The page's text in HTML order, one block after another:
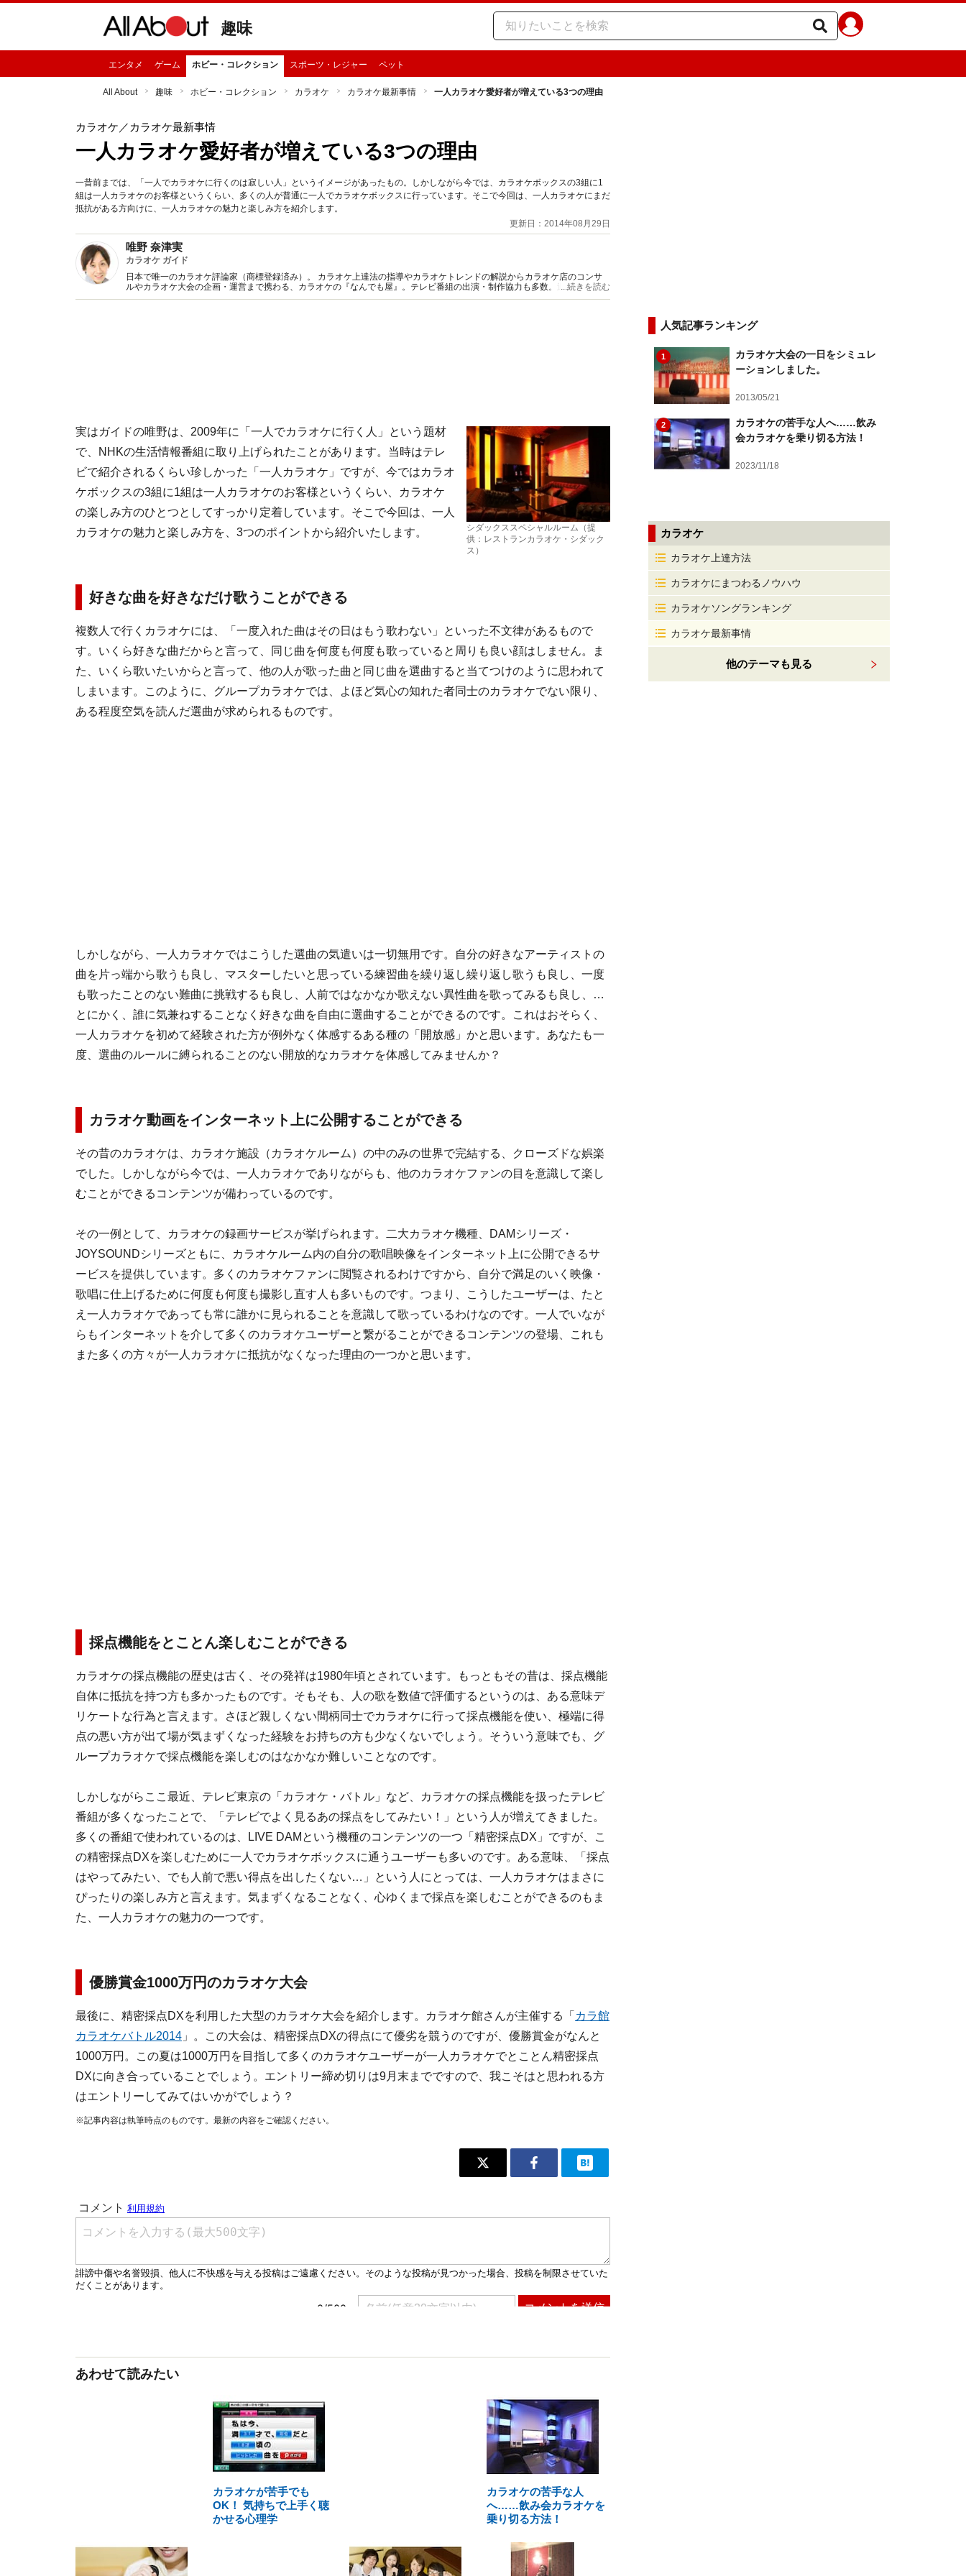
趣味
エンタメ ゲーム ホビー・コレクション スポーツ・レジャー ペット
All About 趣味 ホビー・コレクション カラオケ カラオケ最新事情 一人カラオケ愛好者が増えている3つの理由
カラオケ ／カラオケ最新事情
一人カラオケ愛好者が増えている3つの理由
一昔前までは、「一人でカラオケに行くのは寂しい人」というイメージがあったもの。しかしながら今では、カラオケボックスの3組に1
組は一人カラオケのお客様というくらい、多くの人が普通に一人でカラオケボックスに行っています。そこで今回は、一人カラオケにまだ
抵抗がある方向けに、一人カラオケの魅力と楽しみ方を紹介します。
更新日：2014年08月29日
唯野 奈津実
カラオケ ガイド
日本で唯一のカラオケ評論家（商標登録済み）。 カラオケ上達法の指導やカラオケトレンドの解説からカラオケ店のコンサ
ルやカラオケ大会の企画・運営まで携わる、カラオケの『なんでも屋』。テレビ番組の出演・制作協力も多数。週刊「オリ★
スタ」で連載経験を持つなど、カラオケ専門のライターとしても活動。
...続きを読む
シダックススペシャルルーム（提
供：レストランカラオケ・シダック
ス）
実はガイドの唯野は、2009年に「一人でカラオケに行く人」という題材
で、NHKの生活情報番組に取り上げられたことがあります。当時はテレ
ビで紹介されるくらい珍しかった「一人カラオケ」ですが、今ではカラオ
ケボックスの3組に1組は一人カラオケのお客様というくらい、カラオケ
の楽しみ方のひとつとしてすっかり定着しています。そこで今回は、一人
カラオケの魅力と楽しみ方を、3つのポイントから紹介いたします。
好きな曲を好きなだけ歌うことができる
複数人で行くカラオケには、「一度入れた曲はその日はもう歌わない」といった不文律があるもので
す。いくら好きな曲だからと言って、同じ曲を何度も何度も歌っていると周りも良い顔はしません。ま
た、いくら歌いたいからと言って、他の人が歌った曲と同じ曲を選曲すると当てつけのように思われて
しまいます。このように、グループカラオケでは、よほど気心の知れた者同士のカラオケでない限り、
ある程度空気を読んだ選曲が求められるものです。
しかしながら、一人カラオケではこうした選曲の気遣いは一切無用です。自分の好きなアーティストの
曲を片っ端から歌うも良し、マスターしたいと思っている練習曲を繰り返し繰り返し歌うも良し、一度
も歌ったことのない難曲に挑戦するも良し、人前ではなかなか歌えない異性曲を歌ってみるも良し、…
とにかく、誰に気兼ねすることなく好きな曲を自由に選曲することができるのです。これはおそらく、
一人カラオケを初めて経験された方が例外なく体感するある種の「開放感」かと思います。あなたも一
度、選曲のルールに縛られることのない開放的なカラオケを体感してみませんか？
カラオケ動画をインターネット上に公開することができる
その昔のカラオケは、カラオケ施設（カラオケルーム）の中のみの世界で完結する、クローズドな娯楽
でした。しかしながら今では、一人カラオケでありながらも、他のカラオケファンの目を意識して楽し
むことができるコンテンツが備わっているのです。
その一例として、カラオケの録画サービスが挙げられます。二大カラオケ機種、DAMシリーズ・
JOYSOUNDシリーズともに、カラオケルーム内の自分の歌唱映像をインターネット上に公開できるサ
ービスを提供しています。多くのカラオケファンに閲覧されるわけですから、自分で満足のいく映像・
歌唱に仕上げるために何度も何度も撮影し直す人も多いものです。つまり、こうしたユーザーは、たと
え一人カラオケであっても常に誰かに見られることを意識して歌っているわけなのです。一人でいなが
らもインターネットを介して多くのカラオケユーザーと繋がることができるコンテンツの登場、これも
また多くの方々が一人カラオケに抵抗がなくなった理由の一つかと思います。
採点機能をとことん楽しむことができる
カラオケの採点機能の歴史は古く、その発祥は1980年頃とされています。もっともその昔は、採点機能
自体に抵抗を持つ方も多かったものです。そもそも、人の歌を数値で評価するというのは、ある意味デ
リケートな行為と言えます。さほど親しくない間柄同士でカラオケに行って採点機能を使い、極端に得
点の悪い方が出て場が気まずくなった経験をお持ちの方も少なくないでしょう。そういう意味でも、グ
ループカラオケで採点機能を楽しむのはなかなか難しいことなのです。
しかしながらここ最近、テレビ東京の「カラオケ・バトル」など、カラオケの採点機能を扱ったテレビ
番組が多くなったことで、「テレビでよく見るあの採点をしてみたい！」という人が増えてきました。
多くの番組で使われているのは、LIVE DAMという機種のコンテンツの一つ「精密採点DX」ですが、こ
の精密採点DXを楽しむために一人でカラオケボックスに通うユーザーも多いのです。ある意味、「採点
はやってみたい、でも人前で悪い得点を出したくない…」という人にとっては、一人カラオケはまさに
ぴったりの楽しみ方と言えます。気まずくなることなく、心ゆくまで採点を楽しむことができるのもま
た、一人カラオケの魅力の一つです。
優勝賞金1000万円のカラオケ大会
最後に、精密採点DXを利用した大型のカラオケ大会を紹介します。カラオケ館さんが主催する「 カラ館
カラオケバトル2014 」。この大会は、精密採点DXの得点にて優劣を競うのですが、優勝賞金がなんと
1000万円。この夏は1000万円を目指して多くのカラオケユーザーが一人カラオケでとことん精密採点
DXに向き合っていることでしょう。エントリー締め切りは9月末までですので、我こそはと思われる方
はエントリーしてみてはいかがでしょう？
※記事内容は執筆時点のものです。最新の内容をご確認ください。
あわせて読みたい
カラオケが苦手でも
OK！ 気持ちで上手く聴
かせる心理学
カラオケの苦手な人
へ……飲み会カラオケを
乗り切る方法！
人気記事ランキング
1
カラオケ大会の一日をシミュレ
ーションしました。
2013/05/21
2
カラオケの苦手な人へ……飲み
会カラオケを乗り切る方法！
2023/11/18
カラオケ
カラオケ上達方法
カラオケにまつわるノウハウ
カラオケソングランキング
カラオケ最新事情
他のテーマも見る